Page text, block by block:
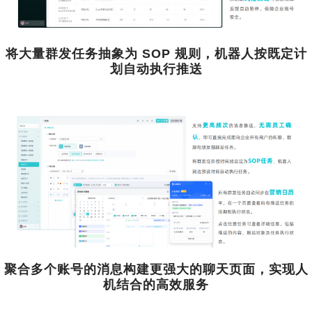
将大量群发任务抽象为 SOP 规则，机器人按既定计
划自动执行推送
聚合多个账号的消息构建更强大的聊天页面，实现人
机结合的高效服务